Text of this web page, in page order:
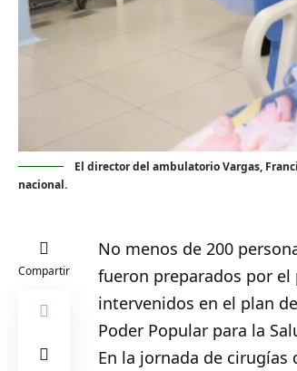
El director del ambulatorio Vargas,
nacional.
Compartir
No menos de 200
fueron preparados por el
intervenidos en el plan
Poder Popular para la
En la jornada de